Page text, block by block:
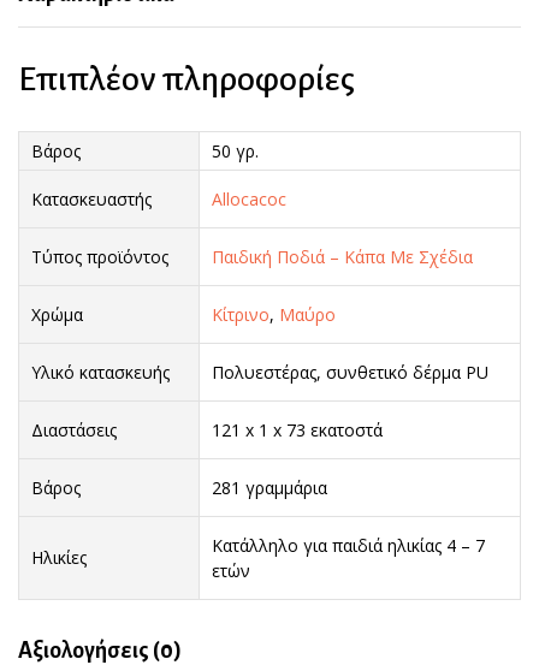
Επιπλέον πληροφορίες
Βάρος 50 γρ.
Κατασκευαστής Allocacoc
Τύπος προϊόντος Παιδική Ποδιά – Κάπα Με Σχέδια
Χρώμα Κίτρινο, Μαύρο
Υλικό κατασκευής Πολυεστέρας, συνθετικό δέρμα PU
Διαστάσεις 121 x 1 x 73 εκατοστά
Βάρος 281 γραμμάρια
Ηλικίες
Κατάλληλο για παιδιά ηλικίας 4 – 7
ετών
Αξιολογήσεις (0)